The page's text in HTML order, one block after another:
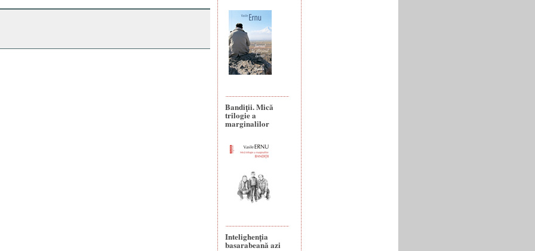
Bandiţii. Mică
trilogie a
marginalilor
Intelighenția
basarabeană azi